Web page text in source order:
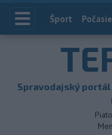
Index
Šport Počasie
Spravodajský